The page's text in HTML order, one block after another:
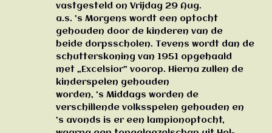
vastgesteld on Vrijdag 29 Aug.
a.s. ’s Morgens wordt een optocht
gehouden door de kinderen van de
beide dorpsscholen. Tevens wordt dan de
schutterskoning van 1951 opgehaald
met „Excelsior” voorop. Hierna zullen de
kinderspelen gehouden
worden, ’s Middags worden de
verschillende volksspelen gehouden en
’s avonds is er een lampionoptocht,